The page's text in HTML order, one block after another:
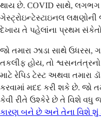
થાય છે. COVID સાથે, લગભગ
ગેસ્ટ્રોઇન્ટેસ્ટાઇનલ
દેખાય તે પહેલાંના પ્રથમ
જો તમારા ઝાડા સાથે ઉધરસ,
તકલીફ હોય, તો
માટે રેપિડ ટેસ્ટ અથવા તમારા
કરવામાં મદદ કરી શકે છે.
કેવી રીતે ઉશ્કેરે છે તે વિશે વધુ
કારણ બને છે અને તેના વિશે શું